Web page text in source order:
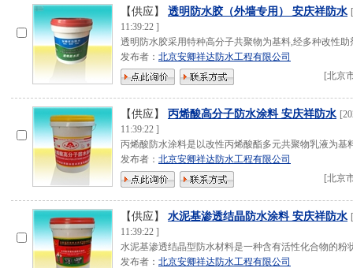
【供应】 透明防水胶（外墙专用） 安庆祥防水 [
11:39:22 ]
透明防水胶采用特种高分子共聚物为基料,经多种改性助
发布者： 北京安卿祥达防水工程有限公司
[北京
【供应】 丙烯酸高分子防水涂料 安庆祥防水 [
11:39:22 ]
丙烯酸防水涂料是以改性丙烯酸酯多元共聚物乳液为基
发布者： 北京安卿祥达防水工程有限公司
[北京
【供应】 水泥基渗透结晶防水涂料 安庆祥防水 [
11:39:22 ]
水泥基渗透结晶型防水材料是一种含有活性化合物的粉
发布者： 北京安卿祥达防水工程有限公司